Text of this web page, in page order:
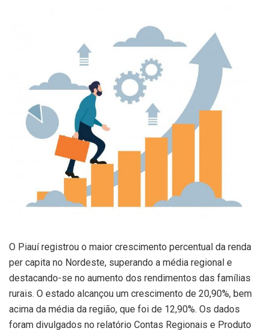
O Piauí registrou o maior crescimento percentual da renda
per capita no Nordeste, superando a média regional e
destacando-se no aumento dos rendimentos das famílias
rurais. O estado alcançou um crescimento de 20,90%, bem
acima da média da região, que foi de 12,90%. Os dados
foram divulgados no relatório Contas Regionais e Produto